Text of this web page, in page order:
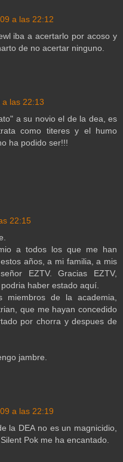
a las 22:12
iba a acertarlo por acoso y
de no acertar ninguno.
las 22:13
a su novio el de la dea, es
como titeres y el humo
ha podido ser!!!
22:15
a todos los que me han
años, a mi familia, a mis
EZTV. Gracias EZTV,
haber estado aquí.
de la academia,
que me hayan concedido
por chorra y despues de
jambre.
a las 22:19
la DEA no es un magnicidio,
Pok me ha encantado.